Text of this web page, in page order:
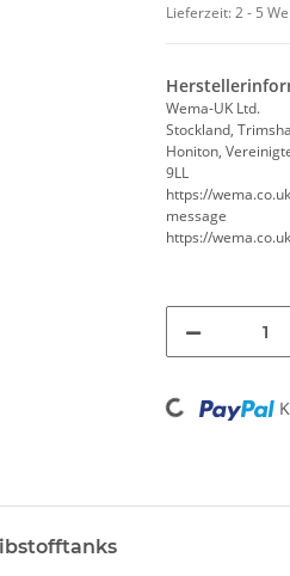
Lieferzeit:2 - 5
Wema-UK Ltd.
Stockland,
Honiton,
9LL
https://
message
https://
Loading...